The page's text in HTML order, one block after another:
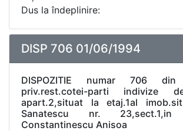
Dus la îndeplinire:
DISP 706 01/06/1994
DISPOZITIE numar 706 din
priv.rest.cotei-parti indivize
apart.2,situat la etaj.1al
Sanatescu nr. 23,sect.1,in
Constantinescu Anisoa